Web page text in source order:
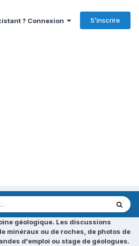
? Connexion S’inscrire
géologique. Les discussions
minéraux ou de roches, de photos de
d'emploi ou stage de géologues.